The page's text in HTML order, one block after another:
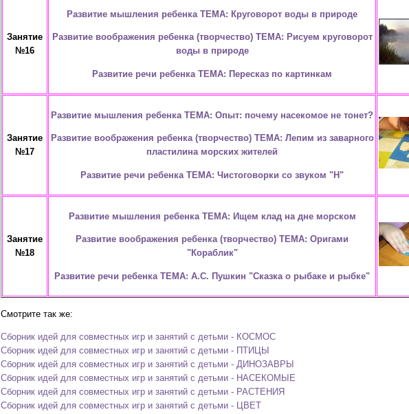
Занятие
№16
Развитие мышления ребенка ТЕМА: Круговорот воды в природе
Развитие воображения ребенка (творчество) ТЕМА: Рисуем круговорот
воды в природе
Развитие речи ребенка ТЕМА: Пересказ по картинкам
Занятие
№17
Развитие мышления ребенка ТЕМА: Опыт: почему насекомое не тонет?
Развитие воображения ребенка (творчество) ТЕМА: Лепим из заварного
пластилина морских жителей
Развитие речи ребенка ТЕМА: Чистоговорки со звуком "Н"
Занятие
№18
Развитие мышления ребенка ТЕМА: Ищем клад на дне морском
Развитие воображения ребенка (творчество) ТЕМА: Оригами
"Кораблик"
Развитие речи ребенка ТЕМА: А.С. Пушкин "Сказка о рыбаке и рыбке"
Смотрите так же:
Сборник идей для совместных игр и занятий с детьми - КОСМОС
Сборник идей для совместных игр и занятий с детьми - ПТИЦЫ
Сборник идей для совместных игр и занятий с детьми - ДИНОЗАВРЫ
Сборник идей для совместных игр и занятий с детьми - НАСЕКОМЫЕ
Сборник идей для совместных игр и занятий с детьми - РАСТЕНИЯ
Сборник идей для совместных игр и занятий с детьми - ЦВЕТ